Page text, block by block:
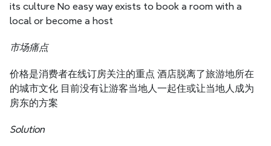
its culture No easy way exists to book a room with a
local or become a host
市场痛点
价格是消费者在线订房关注的重点 酒店脱离了旅游地所在
的城市文化 目前没有让游客当地人一起住或让当地人成为
房东的方案
Solution